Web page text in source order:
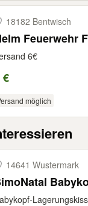
18182 Bentwisch
Feuerwehr
6€
€
möglich
14641 Wustermark